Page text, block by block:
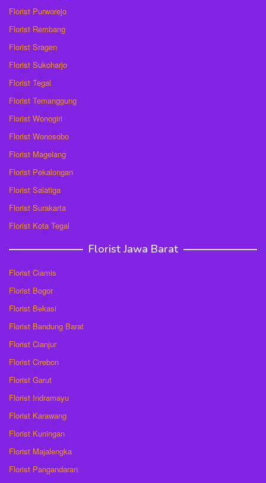
Florist Purworejo
Florist Rembang
Florist Sragen
Florist Sukoharjo
Florist Tegal
Florist Temanggung
Florist Wonogiri
Florist Wonosobo
Florist Magelang
Florist Pekalongan
Florist Salatiga
Florist Surakarta
Florist Kota Tegal
Florist Jawa Barat
Florist Ciamis
Florist Bogor
Florist Bekasi
Florist Bandung Barat
Florist Cianjur
Florist Cirebon
Florist Garut
Florist Indramayu
Florist Karawang
Florist Kuningan
Florist Majalengka
Florist Pangandaran